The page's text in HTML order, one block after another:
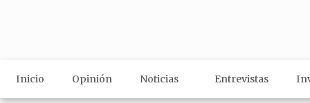
Inicio Opinión Noticias Entrevistas